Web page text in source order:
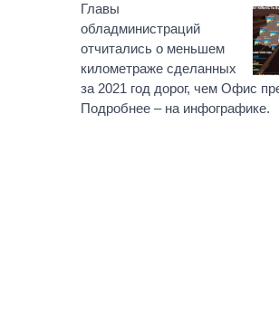
Главы
обладминистраций
отчитались о меньшем
километраже сделанных
за 2021 год дорог, чем Офис
Подробнее – на инфографике.